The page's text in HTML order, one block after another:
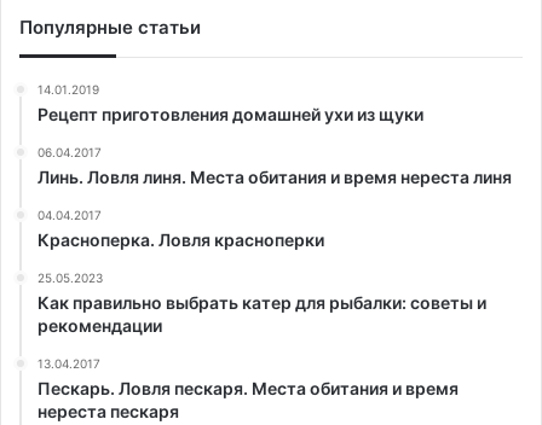
Популярные статьи
14.01.2019
Рецепт приготовления домашней ухи из щуки
06.04.2017
Линь. Ловля линя. Места обитания и время нереста линя
04.04.2017
Красноперка. Ловля красноперки
25.05.2023
Как правильно выбрать катер для рыбалки: советы и
рекомендации
13.04.2017
Пескарь. Ловля пескаря. Места обитания и время
нереста пескаря